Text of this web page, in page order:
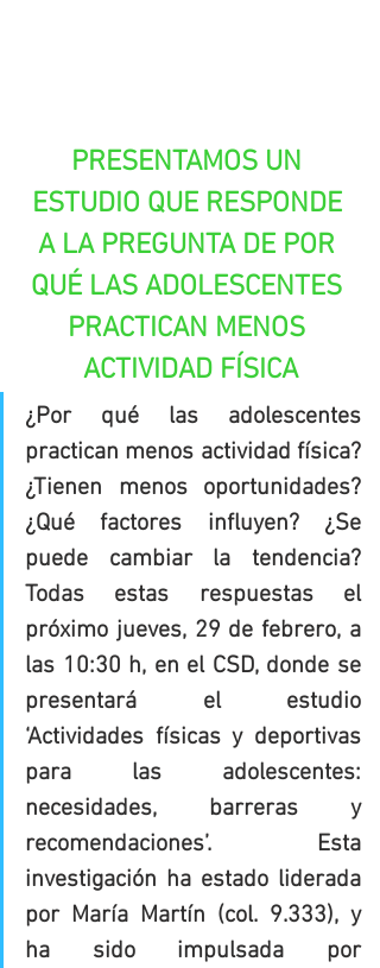
PRESENTAMOS UN
ESTUDIO QUE RESPONDE
A LA PREGUNTA DE POR
QUÉ LAS ADOLESCENTES
PRACTICAN MENOS
ACTIVIDAD FÍSICA
¿Por qué las adolescentes
practican menos actividad física?
¿Tienen menos oportunidades?
¿Qué factores influyen? ¿Se
puede cambiar la tendencia?
Todas estas respuestas el
próximo jueves, 29 de febrero, a
las 10:30 h, en el CSD, donde se
presentará el estudio
‘Actividades físicas y deportivas
para las adolescentes:
necesidades, barreras y
recomendaciones’. Esta
investigación ha estado liderada
por María Martín (col. 9.333), y
ha sido impulsada por